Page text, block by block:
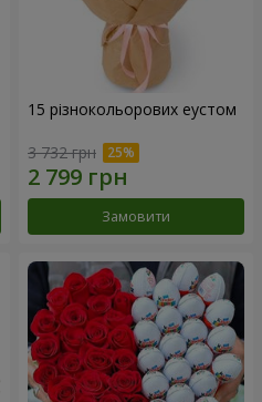
15 різнокольорових еустом
3 732 грн
Замовити